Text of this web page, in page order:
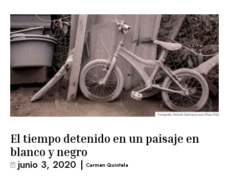
El tiempo detenido en un paisaje en
blanco y negro
junio 3, 2020 | Carmen Quintela